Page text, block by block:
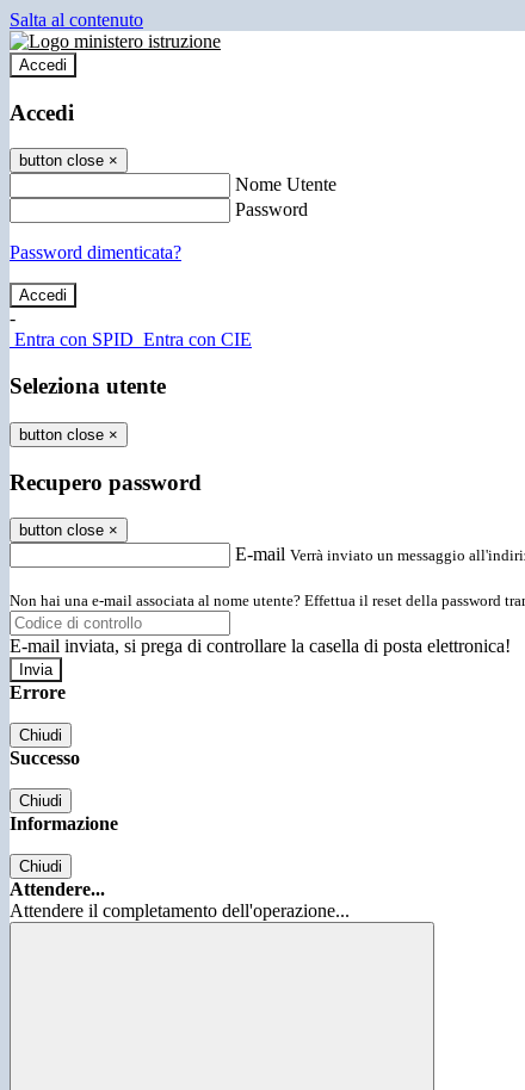
Salta al contenuto
Accedi
Accedi
button close ×
Nome Utente
Password
Password dimenticata?
-
Entra con SPID Entra con CIE
Seleziona utente
button close ×
Recupero password
button close ×
E-mail Verrà inviato un messaggio
Non hai una e-mail associata al nome utente? Effettua il reset della password
E-mail inviata, si prega di controllare la casella di posta elettronica!
Errore
Chiudi
Successo
Chiudi
Informazione
Chiudi
Attendere...
Attendere il completamento dell'operazione...